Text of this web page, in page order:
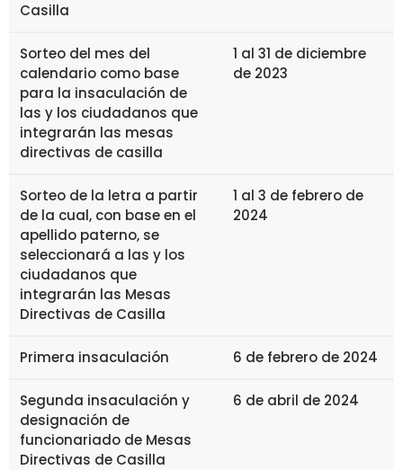
Casilla
Sorteo del mes del
calendario como base
para la insaculación de
las y los ciudadanos que
integrarán las mesas
directivas de casilla
1 al 31 de diciembre
de 2023
Sorteo de la letra a partir
de la cual, con base en el
apellido paterno, se
seleccionará a las y los
ciudadanos que
integrarán las Mesas
Directivas de Casilla
1 al 3 de febrero de
2024
Primera insaculación 6 de febrero de 2024
Segunda insaculación y
designación de
funcionariado de Mesas
Directivas de Casilla
6 de abril de 2024